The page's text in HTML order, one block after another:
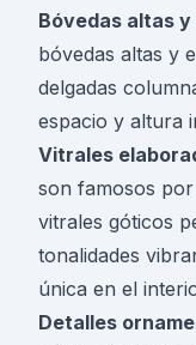
Bóvedas altas
bóvedas altas y
delgadas
espacio y altura
Vitrales
son famosos
vitrales góticos
tonalidades
única en el
Detalles